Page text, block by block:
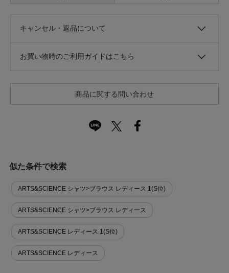
キャンセル・返品について
お買い物時のご利用ガイドはこちら
商品に関する問い合わせ
似た条件で検索
ARTS&SCIENCE シャツ>ブラウス レディース 1(S位)
ARTS&SCIENCE シャツ>ブラウス レディース
ARTS&SCIENCE レディース 1(S位)
ARTS&SCIENCE レディース